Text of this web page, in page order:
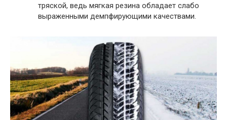
тряской, ведь мягкая резина обладает слабо
выраженными демпфирующими качествами.